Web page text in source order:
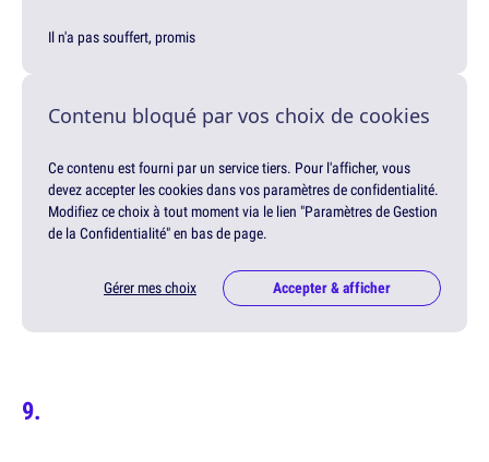
Il n'a pas souffert, promis
Contenu bloqué par vos choix de cookies
Ce contenu est fourni par un service tiers. Pour l'afficher, vous
devez accepter les cookies dans vos paramètres de confidentialité.
Modifiez ce choix à tout moment via le lien "Paramètres de Gestion
de la Confidentialité" en bas de page.
Gérer mes choix Accepter & afficher